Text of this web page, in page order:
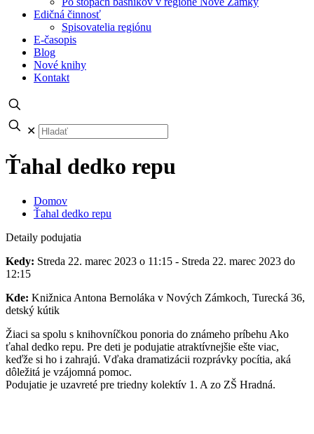
Edičná činnosť
Spisovatelia regiónu
E-časopis
Blog
Nové knihy
Kontakt
✕
Ťahal dedko repu
Domov
Ťahal dedko repu
Detaily podujatia
Kedy: Streda 22. marec 2023 o 11:15 - Streda 22. marec 2023 do
12:15
Kde: Knižnica Antona Bernoláka v Nových Zámkoch, Turecká 36,
detský kútik
Žiaci sa spolu s knihovníčkou ponoria do známeho príbehu Ako
ťahal dedko repu. Pre deti je podujatie atraktívnejšie ešte viac,
keďže si ho i zahrajú. Vďaka dramatizácii rozprávky pocítia, aká
dôležitá je vzájomná pomoc.
Podujatie je uzavreté pre triedny kolektív 1. A zo ZŠ Hradná.